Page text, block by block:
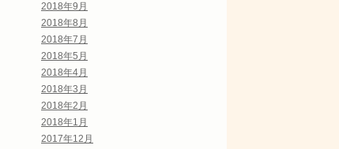
2018年9月
2018年8月
2018年7月
2018年5月
2018年4月
2018年3月
2018年2月
2018年1月
2017年12月